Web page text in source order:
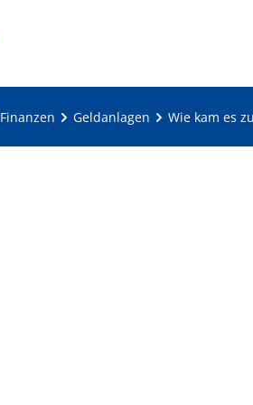
Finanzen Geldanlagen Wie kam es